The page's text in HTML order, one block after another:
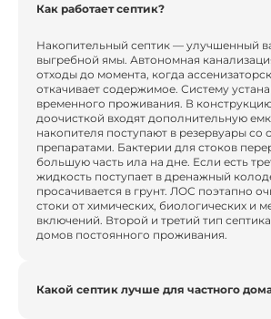
Как работает септик?
Накопительный септик — улучшенный
выгребной ямы. Автономная
отходы до момента, когда
откачивает содержимое. Систему
временного проживания. В
доочисткой входят дополнительную
накопителя поступают в резервуары со
препаратами. Бактерии для стоков
большую часть ила на дне. Если есть
жидкость поступает в дренажный
просачивается в грунт. ЛОС поэтапно
стоки от химических, биологических и
включений. Второй и третий тип
домов постоянного проживания.
Какой септик лучше для частного